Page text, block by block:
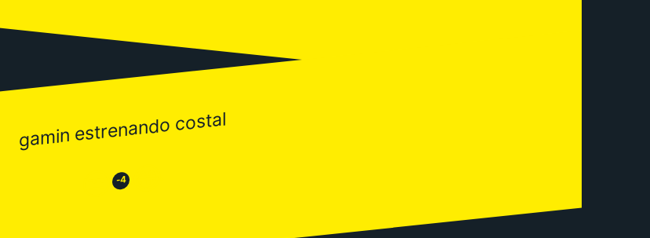
gamin estrenando costal
😒 -4 😂